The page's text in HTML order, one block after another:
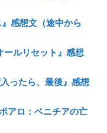
感想文（途中から
ールリセット』感想
ったら、最後』感想
アロ：ベニチアの亡